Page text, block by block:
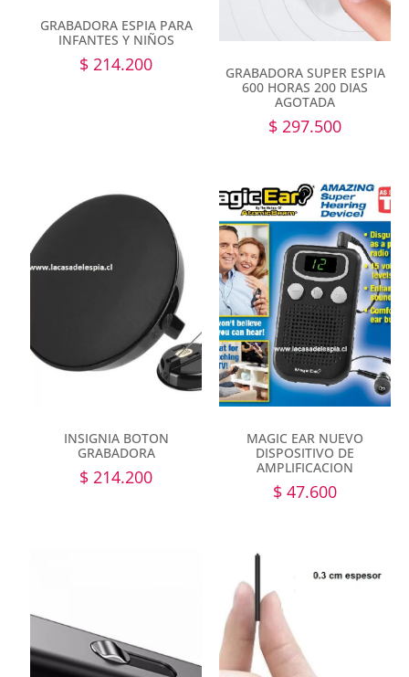
GRABADORA ESPIA PARA
INFANTES Y NIÑOS
$ 214.200
GRABADORA SUPER ESPIA
600 HORAS 200 DIAS
AGOTADA
$ 297.500
INSIGNIA BOTON
GRABADORA
$ 214.200
MAGIC EAR NUEVO
DISPOSITIVO DE
AMPLIFICACION
$ 47.600